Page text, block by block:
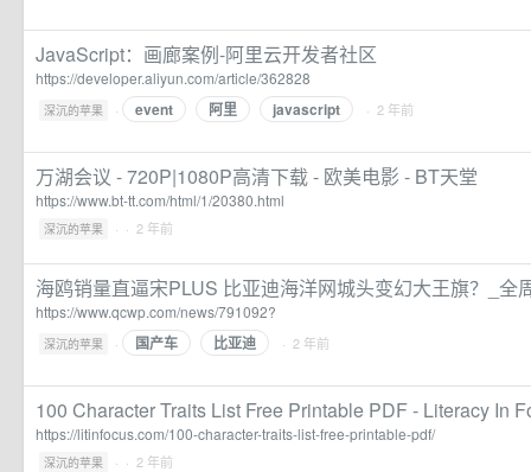
JavaScript：画廊案例-阿里云开发者社区
https://developer.aliyun.com/article/362828
深沉的苹果 · event 阿里 javascript · 2 年前
万湖会议 - 720P|1080P高清下载 - 欧美电影 - BT天堂
https://www.bt-tt.com/html/1/20380.html
深沉的苹果 · · 2 年前
海鸥销量直逼宋PLUS 比亚迪海洋网城头变幻大王旗？_全
https://www.qcwp.com/news/791092?
深沉的苹果 · 国产车 比亚迪 · 2 年前
100 Character Traits List Free Printable PDF - Literacy In
https://litinfocus.com/100-character-traits-list-free-printable-pdf/
深沉的苹果 · · 2 年前